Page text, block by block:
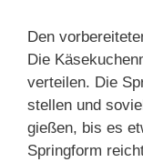
Den
Die
verteilen. Die
stellen und
gießen, bis es
Springform